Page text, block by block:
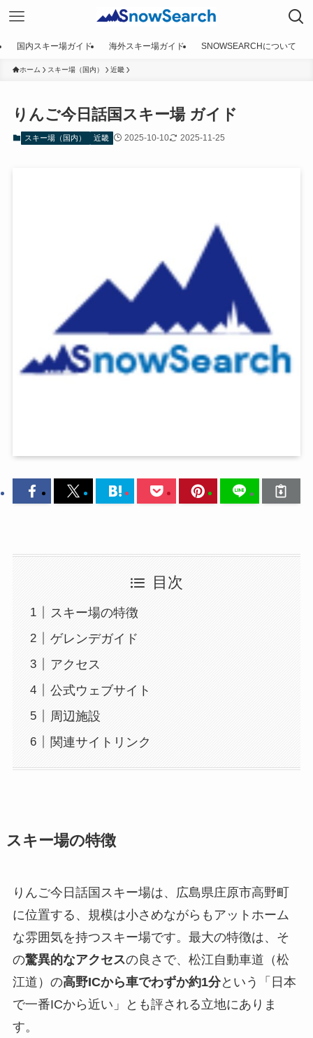
国内スキー場ガイド 海外スキー場ガイド SNOWSEARCHについて
ホーム スキー場（国内） 近畿
りんご今日話国スキー場 ガイド
スキー場（国内） 近畿 2025-10-10 2025-11-25
目次
スキー場の特徴
ゲレンデガイド
アクセス
公式ウェブサイト
周辺施設
関連サイトリンク
スキー場の特徴
りんご今日話国スキー場は、広島県庄原市高野町
に位置する、規模は小さめながらもアットホーム
な雰囲気を持つスキー場です。最大の特徴は、そ
の驚異的なアクセスの良さで、松江自動車道（松
江道）の高野ICから車でわずか約1分という「日本
で一番ICから近い」とも評される立地にありま
す。